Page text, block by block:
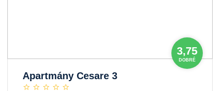
3,75
DOBRÉ
Apartmány Cesare 3